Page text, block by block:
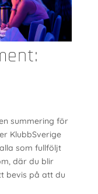
summering för
KlubbSverige
som fullföljt
där du blir
bevis på att du